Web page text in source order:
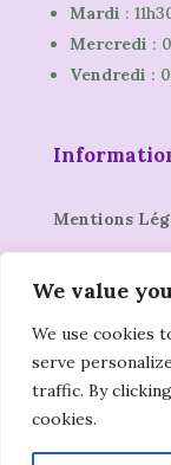
We value
We use cookies
serve
traffic. By
cookies.
Mardi :
Mercredi :
Vendredi :
Mentions